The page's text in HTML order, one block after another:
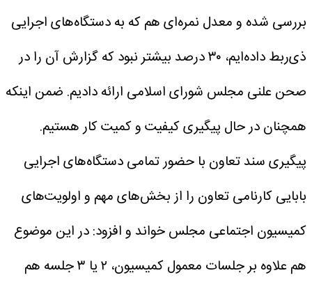
بررسی شده و معدل نمره‌ای هم که به دستگاه‌های اجرایی
ذی‌ربط داده‌ایم، ۳۰ درصد بیشتر نبود که گزارش آن را در
صحن علنی مجلس شورای اسلامی ارائه دادیم. ضمن اینکه
همچنان در حال پیگیری کیفیت و کمیت کار هستیم.
پیگیری سند تعاون با حضور تمامی دستگاه‌های اجرایی
بابایی کارنامی تعاون را از بخش‌های مهم و اولویت‌های
کمیسیون اجتماعی مجلس خواند و افزود: در این موضوع
هم علاوه بر جلسات معمول کمیسیون، ۲ یا ۳ جلسه هم